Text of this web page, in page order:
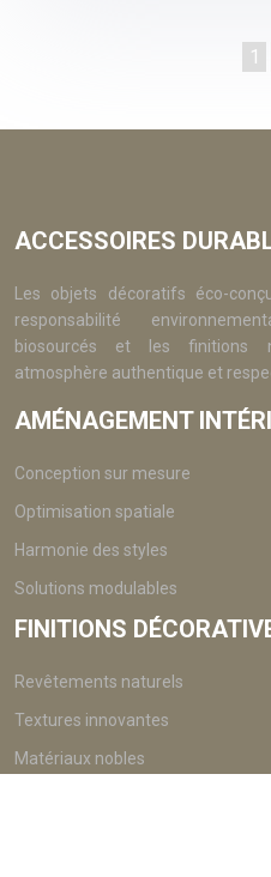
1
ACCESSOIRES
Les objets décoratifs éco-
responsabilité
biosourcés et les finitions
atmosphère authentique et
AMÉNAGEMENT
Conception sur mesure
Optimisation spatiale
Harmonie des styles
Solutions modulables
FINITIONS
Revêtements naturels
Textures innovantes
Matériaux nobles